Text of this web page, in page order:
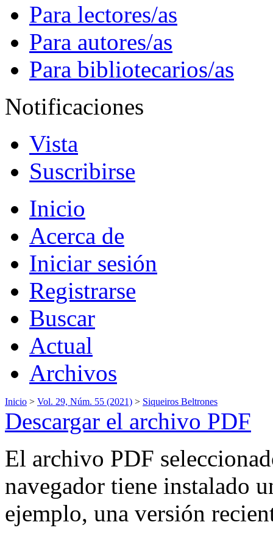
Para lectores/as
Para autores/as
Para bibliotecarios/as
Notificaciones
Vista
Suscribirse
Inicio
Acerca de
Iniciar sesión
Registrarse
Buscar
Actual
Archivos
Inicio > Vol. 29, Núm. 55 (2021) > Siqueiros Beltrones
Descargar el archivo PDF
El archivo PDF
navegador tiene instalado
ejemplo, una versión